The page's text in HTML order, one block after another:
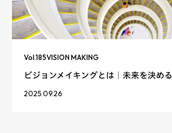
Vol.185VISION MAKING
ビジョンメイキングとは｜未来を決める
2025.09.26